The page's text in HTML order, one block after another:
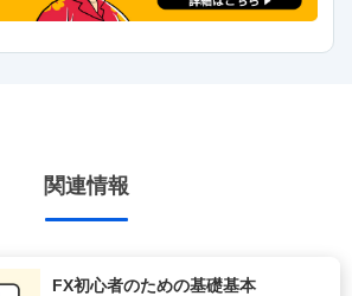
関連情報
FX初心者のための基礎基本